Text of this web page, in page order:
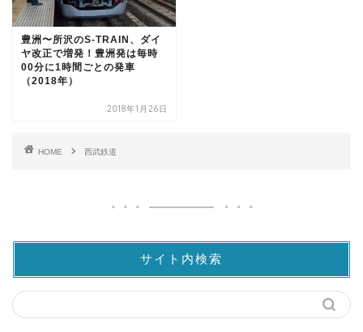
豊洲〜所沢のS-TRAIN、ダイ
ヤ改正で増発！豊洲発は毎時
00分に1時間ごとの発車
（2018年）
2018年1月26日
HOME 西武鉄道
サイト内検索